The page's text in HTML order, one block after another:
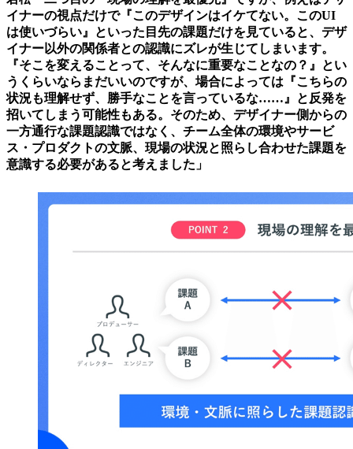
イナーの視点だけで『このデザインはイケてない。このUI
は使いづらい』といった目先の課題だけを見ていると、デザ
イナー以外の関係者との認識にズレが生じてしまいます。
『そこを変えることって、そんなに重要なことなの？』とい
うくらいならまだいいのですが、場合によっては『こちらの
状況も理解せず、勝手なことを言っているな……』と反発を
招いてしまう可能性もある。そのため、デザイナー側からの
一方通行な課題認識ではなく、チーム全体の環境やサービ
ス・プロダクトの文脈、現場の状況と照らし合わせた課題を
意識する必要があると考えました」